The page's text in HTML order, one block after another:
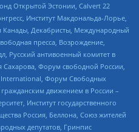
Открытой Эстонии, Calvert 22
Институт Макдональда-Лорье,
Канады, Декабристы, Международный
пресса, Возрождение,
Русский антивоенный комитет в
Форум свободной России,
Форум Свободных
движением в России –
Институт государственного
Россия, Беллона, Союз жителей
депутатов, Гринпис